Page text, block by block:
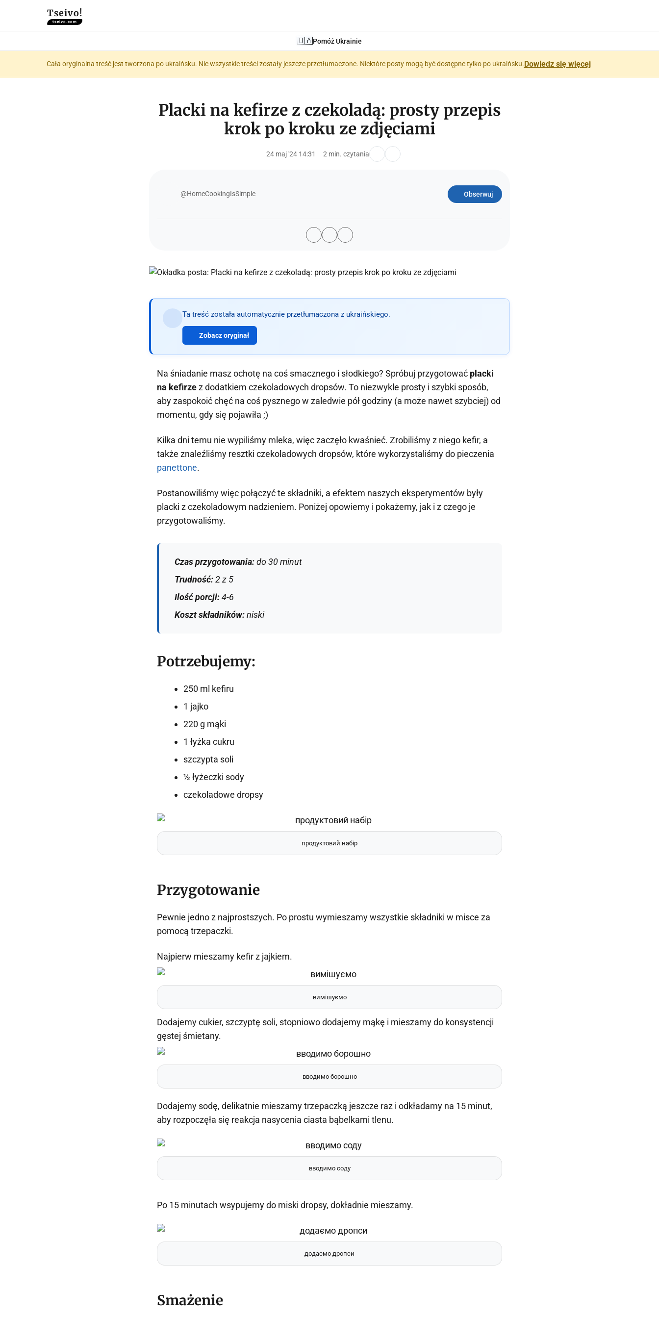
Tseivo!
tseivo.com
🇺🇦Pomóż Ukrainie
Cała oryginalna treść jest tworzona po ukraińsku. Nie wszystkie treści zostały jeszcze przetłumaczone. Niektóre posty mogą być dostępne tylko po ukraińsku.Dowiedz się więcej
Placki na kefirze z czekoladą: prosty przepis
krok po kroku ze zdjęciami
24 maj '24 14:31 2 min. czytania
@HomeCookingIsSimple Obserwuj
Ta treść została automatycznie przetłumaczona z ukraińskiego.
Zobacz oryginał
Na śniadanie masz ochotę na coś smacznego i słodkiego? Spróbuj przygotować placki
na kefirzez dodatkiem czekoladowych dropsów. To niezwykle prosty i szybki sposób,
aby zaspokoić chęć na coś pysznego w zaledwie pół godziny (a może nawet szybciej) od
momentu, gdy się pojawiła ;)
Kilka dni temu nie wypiliśmy mleka, więc zaczęło kwaśnieć. Zrobiliśmy z niego kefir, a
także znaleźliśmy resztki czekoladowych dropsów, które wykorzystaliśmy do pieczenia
panettone.
Postanowiliśmy więc połączyć te składniki, a efektem naszych eksperymentów były
placki z czekoladowym nadzieniem. Poniżej opowiemy i pokażemy, jak i z czego je
przygotowaliśmy.
Czas przygotowania:do 30 minut
Trudność:2 z 5
Ilość porcji:4-6
Koszt składników:niski
Potrzebujemy:
250 ml kefiru
1 jajko
220 g mąki
1 łyżka cukru
szczypta soli
½ łyżeczki sody
czekoladowe dropsy
продуктовий набір
Przygotowanie
Pewnie jedno z najprostszych. Po prostu wymieszamy wszystkie składniki w misce za
pomocą trzepaczki.
Najpierw mieszamy kefir z jajkiem.
вимішуємо
Dodajemy cukier, szczyptę soli, stopniowo dodajemy mąkę i mieszamy do konsystencji
gęstej śmietany.
вводимо борошно
Dodajemy sodę, delikatnie mieszamy trzepaczką jeszcze raz i odkładamy na 15 minut,
aby rozpoczęła się reakcja nasycenia ciasta bąbelkami tlenu.
вводимо соду
Po 15 minutach wsypujemy do miski dropsy, dokładnie mieszamy.
додаємо дропси
Smażenie